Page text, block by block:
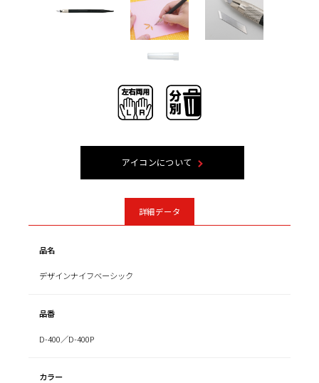
アイコンについて
詳細データ
品名
デザインナイフベーシック
品番
D-400／D-400P
カラー